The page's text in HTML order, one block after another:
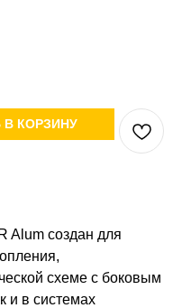
КОРЗИНУ
Alum создан для
схеме с боковым
и в системах